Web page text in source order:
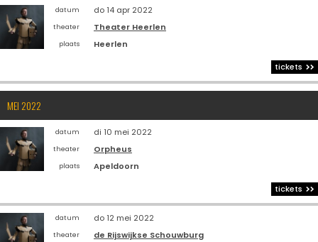
datum do 14 apr 2022
theater Theater Heerlen
plaats
Heerlen
tickets
MEI 2022
datum di 10 mei 2022
theater Orpheus
plaats
Apeldoorn
tickets
datum do 12 mei 2022
theater de Rijswijkse Schouwburg